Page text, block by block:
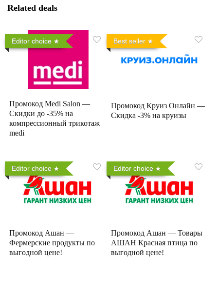
Related deals
Editor choice
Промокод Medi Salon —
Скидки до -35% на
компрессионный трикотаж
medi
Best seller
Промокод Круиз Онлайн —
Скидка -3% на круизы
Editor choice
Промокод Ашан —
Фермерские продукты по
выгодной цене!
Editor choice
Промокод Ашан — Товары
АШАН Красная птица по
выгодной цене!